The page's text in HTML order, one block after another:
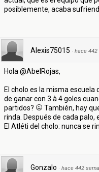
posiblemente, acaba
Alexis75015 · hace 442
Hola @AbelRojas,
El cholo es la misma
de ganar con 3 à 4 goles
partidos?
También, hay
rinda. Después de cada palo,
El Atléti del cholo: nunca se
Gonzalo · hace 442